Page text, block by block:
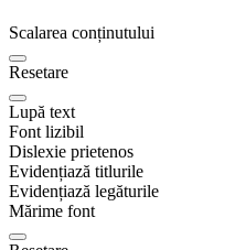
Scalarea conținutului
Resetare
Lupă text
Font lizibil
Dislexie prietenos
Evidențiază titlurile
Evidențiază legăturile
Mărime font